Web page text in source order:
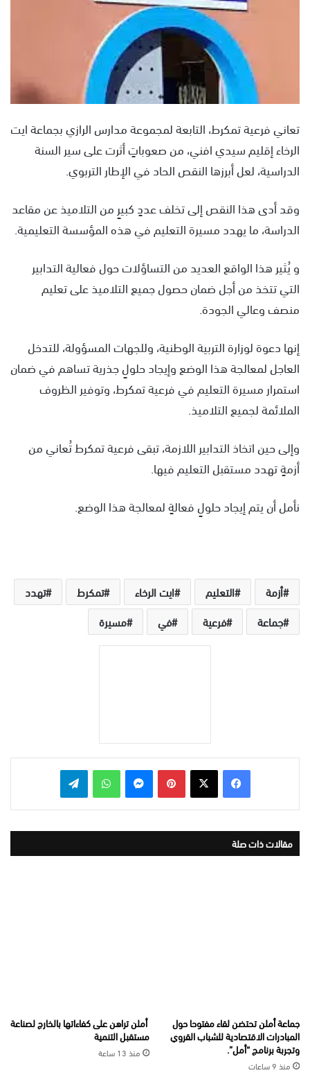
ر
و
ن
ي
تعاني فرعية تمكرط، التابعة لمجموعة مدارس الرازي بجماعة ايت
الرخاء إقليم سيدي افني، من صعوباتٍ أثرت على سير السنة
الدراسية، لعل أبرزها النقص الحاد في الإطار التربوي.
وقد أدى هذا النقص إلى تخلف عددٍ كبيرٍ من التلاميذ عن مقاعد
الدراسة، ما يهدد مسيرة التعليم في هذه المؤسسة التعليمية.
و يُثير هذا الواقع العديد من التساؤلات حول فعالية التدابير
التي تتخذ من أجل ضمان حصول جميع التلاميذ على تعليم
منصف وعالي الجودة.
إنها دعوة لوزارة التربية الوطنية، وللجهات المسؤولة، للتدخل
العاجل لمعالجة هذا الوضع وإيجاد حلولٍ جذرية تساهم في ضمان
استمرار مسيرة التعليم في فرعية تمكرط، وتوفير الظروف
الملائمة لجميع التلاميذ.
وإلى حين اتخاذ التدابير اللازمة، تبقى فرعية تمكرط تُعاني من
أزمةٍ تهدد مستقبل التعليم فيها.
نأمل أن يتم إيجاد حلولٍ فعالةٍ لمعالجة هذا الوضع.
أزمة التعليم ايت الرخاء تمكرط
تهدد
جماعة
فرعية في مسيرة
بينتيريست واتساب
مقالات ذات صلة
جماعة أملن تحتضن لقاء مفتوحا حول
المبادرات الاقتصادية للشباب القروي
وتجربة برنامج “أمل”.
منذ 9 ساعات
أملن تراهن على كفاءاتها بالخارج لصناعة
مستقبل التنمية
منذ 13 ساعة